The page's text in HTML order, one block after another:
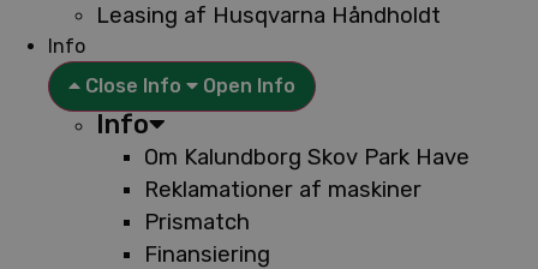
Leasing af Husqvarna Håndholdt
Info
Close Info
Open Info
Info
Om Kalundborg Skov Park Have
Reklamationer af maskiner
Prismatch
Finansiering